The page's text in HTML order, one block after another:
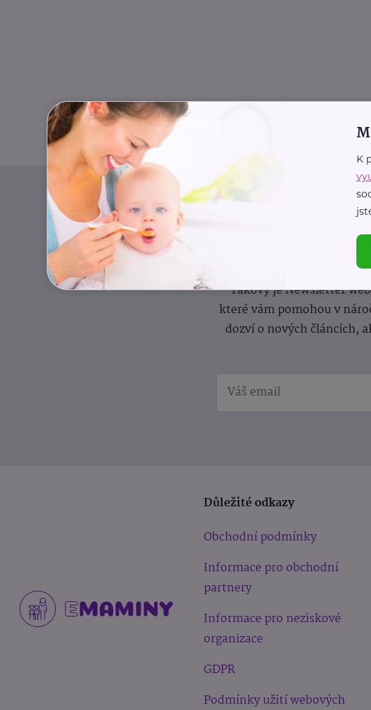
Pravidelný přísun
Takový je Newsletter
které vám pomohou v
dozví o nových článcích,
Důležité odkazy
Obchodní podmínky
Informace pro obchodní
partnery
Informace pro neziskové
organizace
GDPR
Podmínky užití webových
K